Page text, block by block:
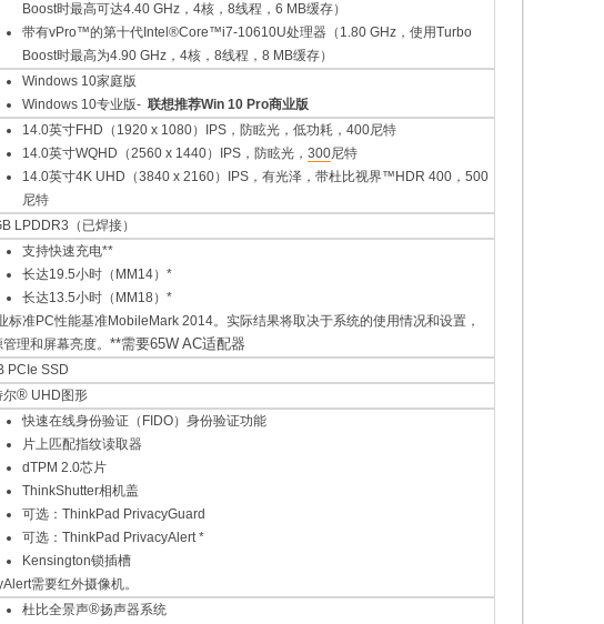
Boost时最高可达4.40 GHz，4核，8线程，6 MB缓存）
带有vPro™的第十代Intel®Core™i7-10610U处理器（1.80 GHz，使用Turbo
Boost时最高为4.90 GHz，4核，8线程，8 MB缓存）
Windows 10家庭版
Windows 10专业版- 联想推荐Win 10 Pro商业版
14.0英寸FHD（1920 x 1080）IPS，防眩光，低功耗，400尼特
14.0英寸WQHD（2560 x 1440）IPS，防眩光， 300尼特
14.0英寸4K UHD（3840 x 2160）IPS，有光泽，带杜比视界™HDR 400，500
尼特
LPDDR3（已焊接）
支持快速充电**
长达19.5小时（MM14）*
长达13.5小时（MM18）*
标准PC性能基准MobileMark 2014。实际结果将取决于系统的使用情况和设置，
理和屏幕亮度。 **需要65W AC适配器
PCIe SSD
尔® UHD图形
快速在线身份验证（FIDO）身份验证功能
片上匹配指纹读取器
dTPM 2.0芯片
ThinkShutter相机盖
可选：ThinkPad PrivacyGuard
可选：ThinkPad PrivacyAlert *
Kensington锁插槽
需要红外摄像机。
杜比全景声®扬声器系统